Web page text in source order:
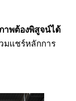
พต้องพิสูจน์ได้
มแชร์หลักการ